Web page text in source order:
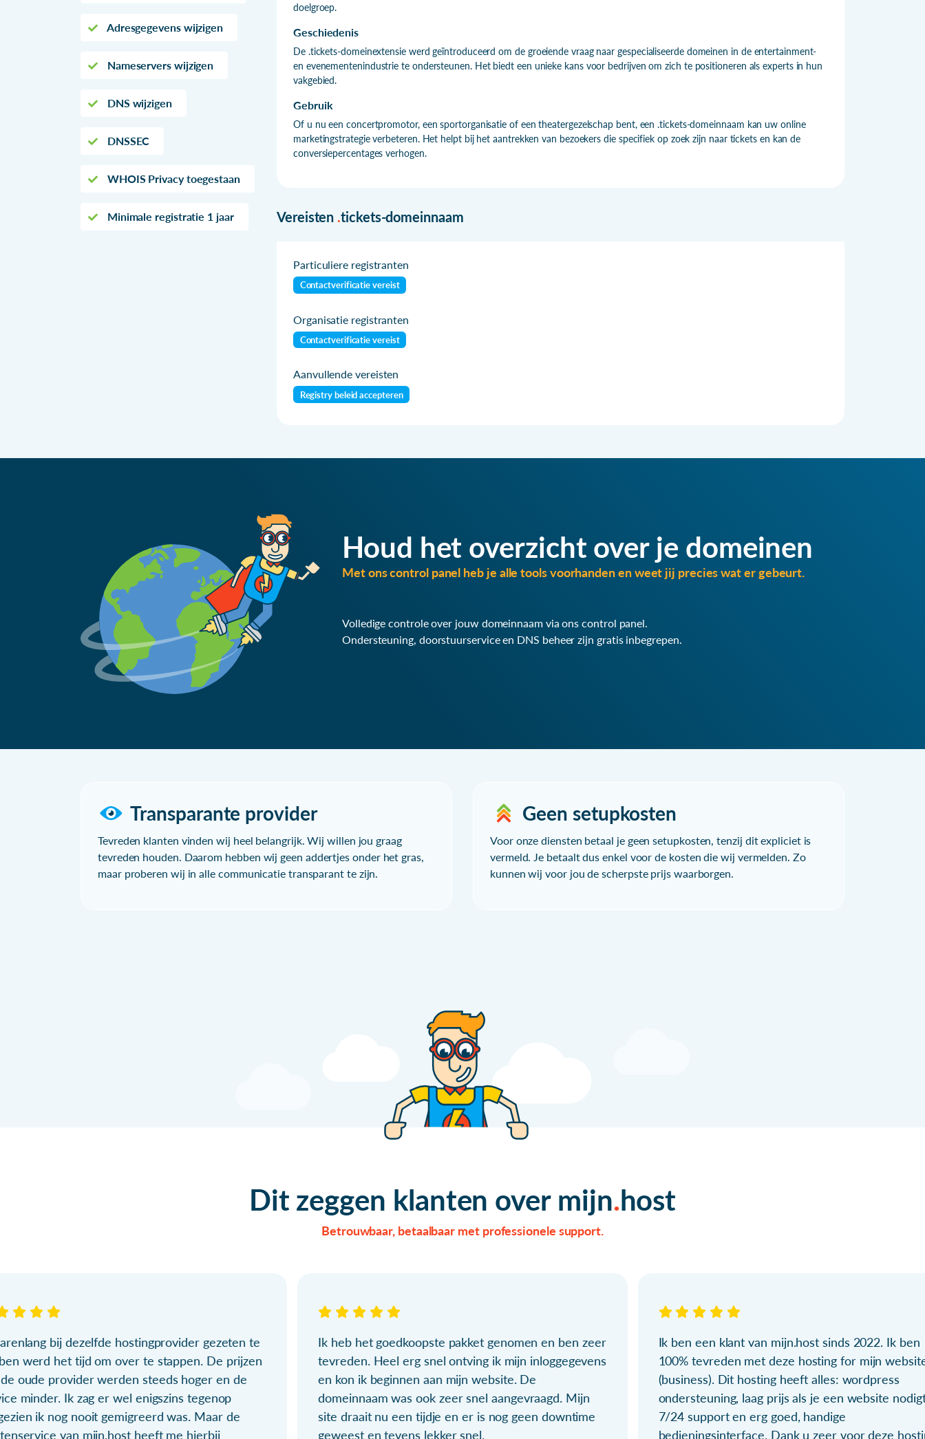
Adresgegevens wijzigen
Nameservers wijzigen
DNS wijzigen
DNSSEC
WHOIS Privacy toegestaan
Minimale registratie 1 jaar
doelgroep.
Geschiedenis
De .tickets-domeinextensie werd geïntroduceerd om de groeiende vraag naar gespecialiseerde domeinen in de entertainment-
en evenementenindustrie te ondersteunen. Het biedt een unieke kans voor bedrijven om zich te positioneren als experts in hun
vakgebied.
Gebruik
Of u nu een concertpromotor, een sportorganisatie of een theatergezelschap bent, een .tickets-domeinnaam kan uw online
marketingstrategie verbeteren. Het helpt bij het aantrekken van bezoekers die specifiek op zoek zijn naar tickets en kan de
conversiepercentages verhogen.
Vereisten .tickets-domeinnaam
Particuliere registranten
Contactverificatie vereist
Organisatie registranten
Contactverificatie vereist
Aanvullende vereisten
Registry beleid accepteren
Houd het overzicht over je domeinen
Met ons control panel heb je alle tools voorhanden en weet jij precies wat er gebeurt.
Volledige controle over jouw domeinnaam via ons control panel.
Ondersteuning, doorstuurservice en DNS beheer zijn gratis inbegrepen.
Transparante provider
Tevreden klanten vinden wij heel belangrijk. Wij willen jou graag
tevreden houden. Daarom hebben wij geen addertjes onder het gras,
maar proberen wij in alle communicatie transparant te zijn.
Geen setupkosten
Voor onze diensten betaal je geen setupkosten, tenzij dit expliciet is
vermeld. Je betaalt dus enkel voor de kosten die wij vermelden. Zo
kunnen wij voor jou de scherpste prijs waarborgen.
Dit zeggen klanten over mijn host
Betrouwbaar, betaalbaar met professionele support.
bij dezelfde hostingprovider gezeten te
werd het tijd om over te stappen. De prijzen
oude provider werden steeds hoger en de
minder. Ik zag er wel enigszins tegenop
ik nog nooit gemigreerd was. Maar de
van mijn.host heeft me hierbij
Ik heb het goedkoopste pakket genomen en ben zeer
tevreden. Heel erg snel ontving ik mijn inloggegevens
en kon ik beginnen aan mijn website. De
domeinnaam was ook zeer snel aangevraagd. Mijn
site draait nu een tijdje en er is nog geen downtime
geweest en tevens lekker snel.
Ik ben een klant van mijn.host sinds 2022. Ik ben
100% tevreden met deze hosting for mijn
(business). Dit hosting heeft alles: wordpress
ondersteuning, laag prijs als je een website
7/24 support en erg goed, handige
bedieningsinterface. Dank u zeer voor deze